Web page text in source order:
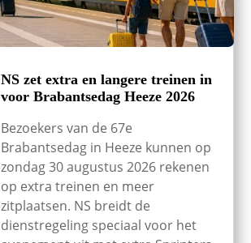
NS zet extra en langere treinen in
voor Brabantsedag Heeze 2026
Bezoekers van de 67e
Brabantsedag in Heeze kunnen op
zondag 30 augustus 2026 rekenen
op extra treinen en meer
zitplaatsen. NS breidt de
dienstregeling speciaal voor het